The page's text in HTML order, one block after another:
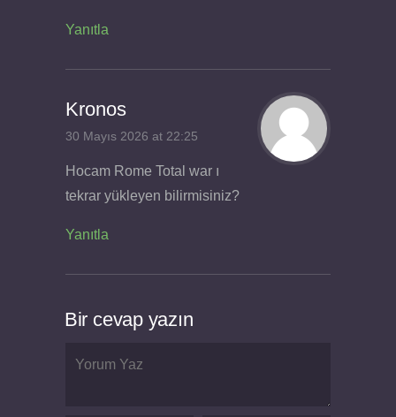
Yanıtla
Kronos
30 Mayıs 2026 at 22:25
Hocam Rome Total war ı
tekrar yükleyen bilirmisiniz?
Yanıtla
Bir cevap yazın